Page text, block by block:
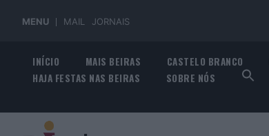
MENU MAIL JORNAIS
content
INÍCIO MAIS BEIRAS CASTELO BRANCO
HAJA FESTAS NAS BEIRAS
SOBRE NÓS